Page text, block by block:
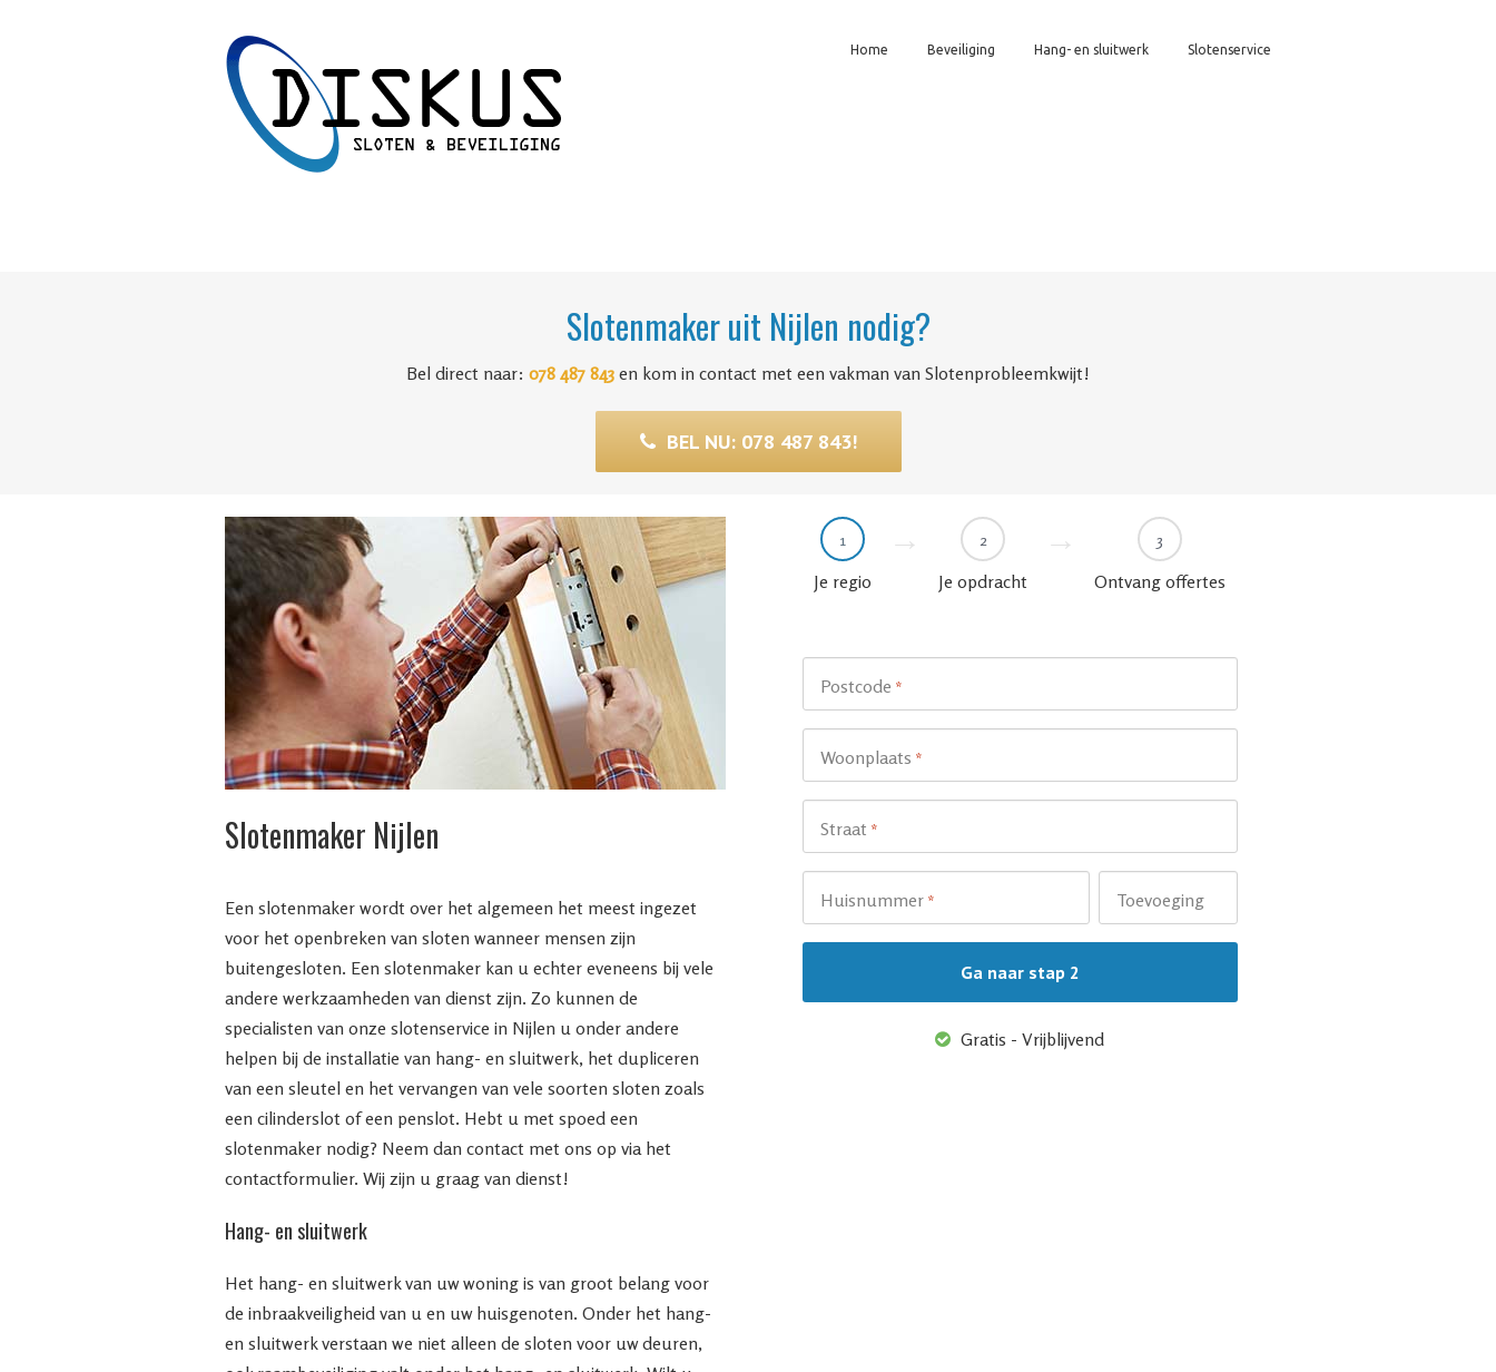
Home Beveiliging Hang- en sluitwerk Slotenservice
Slotenmaker uit Nijlen nodig?
Bel direct naar: 078 487 843 en kom in contact met een vakman van Slotenprobleemkwijt!
BEL NU: 078 487 843!
Slotenmaker Nijlen
Een slotenmaker wordt over het algemeen het meest ingezet
voor het openbreken van sloten wanneer mensen zijn
buitengesloten. Een slotenmaker kan u echter eveneens bij vele
andere werkzaamheden van dienst zijn. Zo kunnen de
specialisten van onze slotenservice in Nijlen u onder andere
helpen bij de installatie van hang- en sluitwerk, het dupliceren
van een sleutel en het vervangen van vele soorten sloten zoals
een cilinderslot of een penslot. Hebt u met spoed een
slotenmaker nodig? Neem dan contact met ons op via het
contactformulier. Wij zijn u graag van dienst!
Hang- en sluitwerk
Het hang- en sluitwerk van uw woning is van groot belang voor
de inbraakveiligheid van u en uw huisgenoten. Onder het hang-
en sluitwerk verstaan we niet alleen de sloten voor uw deuren,
1
Je regio
2
Je opdracht
3
Ontvang offertes
Postcode *
Woonplaats *
Straat *
Huisnummer * Toevoeging
Gratis - Vrijblijvend